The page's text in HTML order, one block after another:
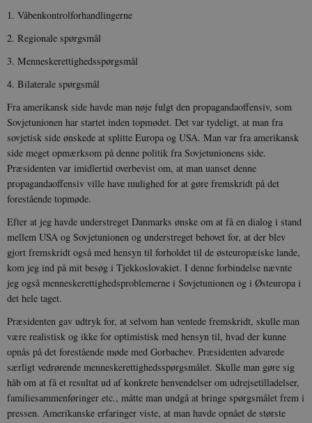
1. Våbenkontrolforhandlingerne
2. Regionale spørgsmål
3. Menneskerettighedsspørgsmål
4. Bilaterale spørgsmål
Fra amerikansk side havde man nøje fulgt den propagandaoffensiv, som
Sovjetunionen har startet inden topmødet. Det var tydeligt, at man fra
sovjetisk side ønskede at splitte Europa og USA. Man var fra amerikansk
side meget opmærksom på denne politik fra Sovjetunionens side.
Præsidenten var imidlertid overbevist om, at man uanset denne
propagandaoffensiv ville have mulighed for at gøre fremskridt på det
forestående topmøde.
Efter at jeg havde understreget Danmarks ønske om at få en dialog i stand
mellem USA og Sovjetunionen og understreget behovet for, at der blev
gjort fremskridt også med hensyn til forholdet til de østeuropæiske lande,
kom jeg ind på mit besøg i Tjekkoslovakiet. I denne forbindelse nævnte
jeg også menneskerettighedsproblemerne i Sovjetunionen og i Østeuropa i
det hele taget.
Præsidenten gav udtryk for, at selvom han ventede fremskridt, skulle man
være realistisk og ikke for optimistisk med hensyn til, hvad der kunne
opnås på det forestående møde med Gorbachev. Præsidenten advarede
særligt vedrørende menneskerettighedsspørgsmålet. Skulle man gøre sig
håb om at få et resultat ud af konkrete henvendelser om udrejsetilladelser,
familiesammenføringer etc., måtte man undgå at bringe spørgsmålet frem i
pressen. Amerikanske erfaringer viste, at man havde opnået de største